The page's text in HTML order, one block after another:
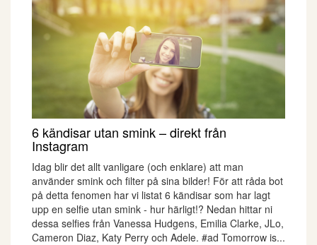
6 kändisar utan smink – direkt från
Instagram
Idag blir det allt vanligare (och enklare) att man
använder smink och filter på sina bilder! För att råda bot
på detta fenomen har vi listat 6 kändisar som har lagt
upp en selfie utan smink - hur härligt!? Nedan hittar ni
dessa selfies från Vanessa Hudgens, Emilia Clarke, JLo,
Cameron Diaz, Katy Perry och Adele. #ad Tomorrow is...